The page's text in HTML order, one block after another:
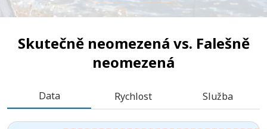
Skutečně neomezená vs. Falešně
neomezená
Data Rychlost Služba